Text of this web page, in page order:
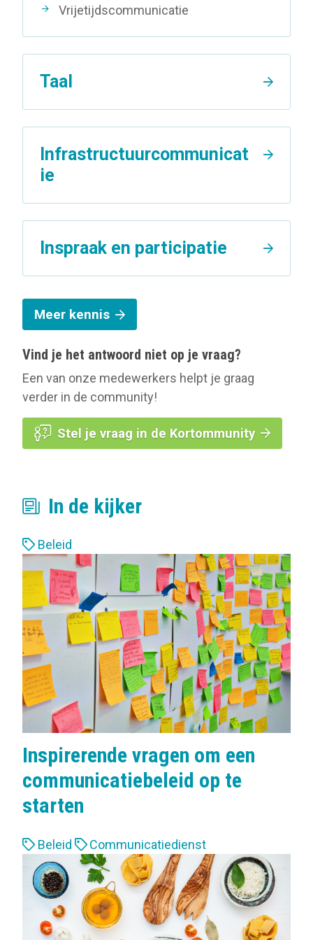
Vrijetijdscommunicatie
Taal
Infrastructuurcommunicat
ie
Inspraak en participatie
Meer kennis
Vind je het antwoord niet op je vraag?
Een van onze medewerkers helpt je graag
verder in de community!
Stel je vraag in de Kortommunity
In de kijker
L
a
b
l
s
:
Beleid
Inspirerende vragen om een
communicatiebeleid op te
starten
L
Beleid Communicatiedienst